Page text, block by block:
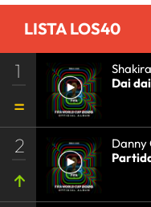
LISTA LOS40
1
Dai dai
2
Danny